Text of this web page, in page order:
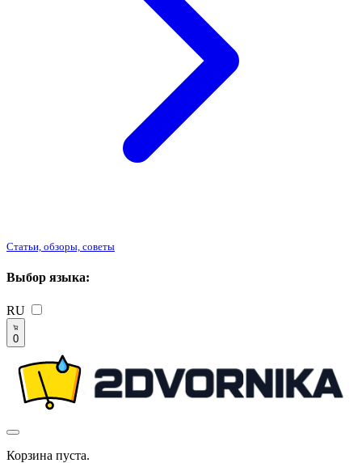
Статьи, обзоры, советы
Выбор языка:
RU
0
Корзина пуста.